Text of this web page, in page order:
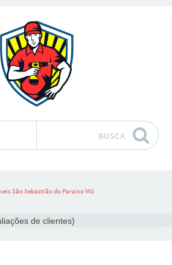
BUSCA
São Sebastião do Paraíso MG
de clientes)